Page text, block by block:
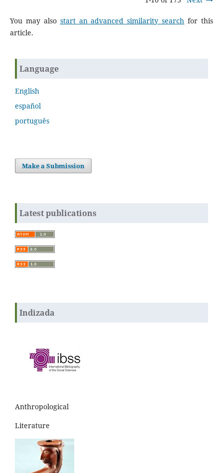
You may also start an advanced similarity search for this
article.
Language
English
español
português
Make a Submission
Latest publications
Indizada
Anthropological
Literature